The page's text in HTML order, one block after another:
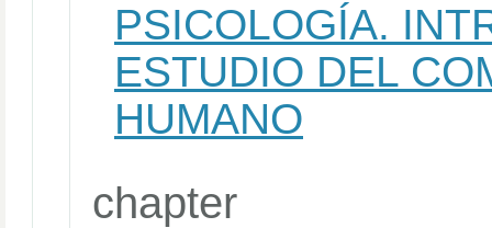
PSICOLOGÍA.
ESTUDIO DEL
HUMANO
chapter